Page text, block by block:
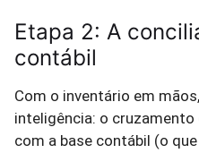
Etapa 2: A
contábil
Com o inventário em
inteligência: o
com a base contábil (o